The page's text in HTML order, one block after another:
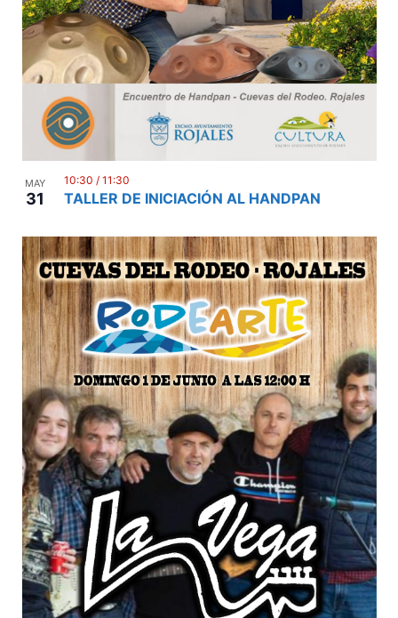
MAY
31 TALLER DE INICIACIÓN AL HANDPAN
10:30 / 11:30